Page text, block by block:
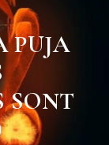
PUJA
SONT